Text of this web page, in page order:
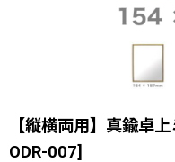
【縦横両用】真鍮卓
ODR-007]